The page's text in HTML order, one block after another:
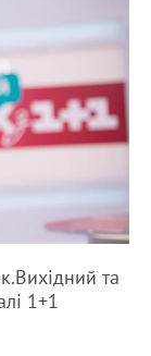
та
1+1